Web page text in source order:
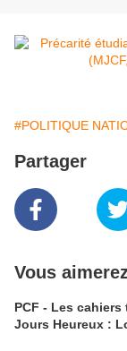
#POLITIQUE
Partager
Vous
PCF - Les
Jours Heureux :